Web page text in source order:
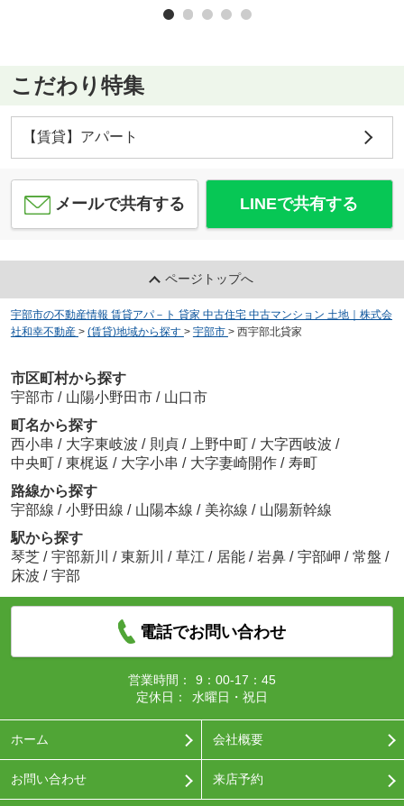
こだわり特集
【賃貸】アパート
メールで共有する LINEで共有する
ページトップへ
宇部市の不動産情報 賃貸アパ－ト 貸家 中古住宅 中古マンション 土地｜株式会
社和幸不動産 > (賃貸)地域から探す > 宇部市 > 西宇部北貸家
市区町村から探す
宇部市 / 山陽小野田市 / 山口市
町名から探す
西小串 / 大字東岐波 / 則貞 / 上野中町 / 大字西岐波 /
中央町 / 東梶返 / 大字小串 / 大字妻崎開作 / 寿町
路線から探す
宇部線 / 小野田線 / 山陽本線 / 美祢線 / 山陽新幹線
駅から探す
琴芝 / 宇部新川 / 東新川 / 草江 / 居能 / 岩鼻 / 宇部岬 / 常盤 /
床波 / 宇部
電話でお問い合わせ
営業時間：
9：00-17：45
定休日：
水曜日・祝日
ホーム 会社概要
お問い合わせ 来店予約